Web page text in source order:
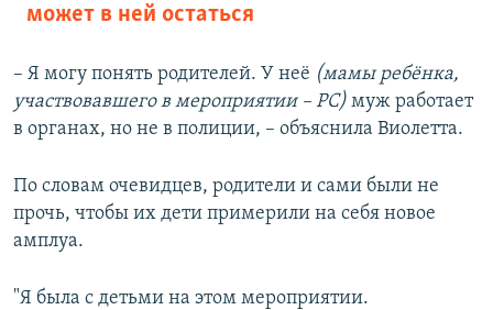
может в ней остаться
– Я могу понять родителей. У неё (мамы ребёнка,
участвовавшего в мероприятии – РС) муж работает
в органах, но не в полиции, – объяснила Виолетта.
По словам очевидцев, родители и сами были не
прочь, чтобы их дети примерили на себя новое
амплуа.
"Я была с детьми на этом мероприятии.